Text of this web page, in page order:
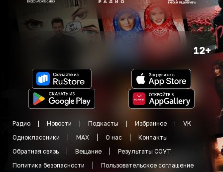
12+
Радио Новости Подкасты Избранное
VK
Одноклассники
MAX О нас
Контакты
Обратная связь
Вещание
Результаты СОУТ
Политика безопасности
Пользовательское соглашение